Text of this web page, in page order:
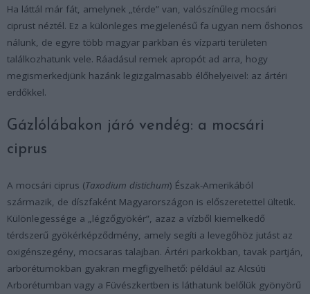
Ha láttál már fát, amelynek „térde” van, valószínűleg mocsári
ciprust néztél. Ez a különleges megjelenésű fa ugyan nem őshonos
nálunk, de egyre több magyar parkban és vízparti területen
találkozhatunk vele. Ráadásul remek apropót ad arra, hogy
megismerkedjünk hazánk legizgalmasabb élőhelyeivel: az ártéri
erdőkkel.
Gázlólábakon járó vendég: a mocsári
ciprus
A mocsári ciprus (Taxodium distichum) Észak-Amerikából
származik, de díszfaként Magyarországon is előszeretettel ültetik.
Különlegessége a „légzőgyökér”, azaz a vízből kiemelkedő
térdszerű gyökérképződmény, amely segíti a levegőhöz jutást az
oxigénszegény, mocsaras talajban. Ártéri parkokban, tavak partján,
arborétumokban gyakran megfigyelhető: például az Alcsúti
Arborétumban vagy a Füvészkertben is láthatunk belőlük gyönyörű